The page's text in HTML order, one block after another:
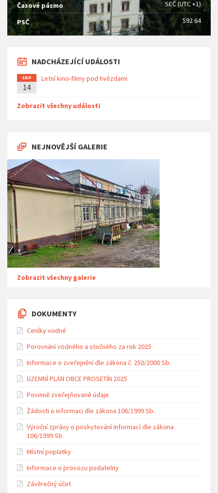
Časové pásmo
SEČ (UTC +1)
PSČ 592 64
NADCHÁZEJÍCÍ UDÁLOSTI
SRP
14
Letní kino-filmy pod hvězdami
Zobrazit všechny události
NEJNOVĚJŠÍ GALERIE
Zobrazit všechny galerie
DOKUMENTY
Ceníky vodné
Porovnání vodného a stočného za rok 2025
Informace o zveřejnění dle zákona č. 250/2000 Sb.
UZEMNÍ PLÁN OBCE PROSETÍN 2025
Povinně zveřejňované údaje
Žádosti o informaci dle zákona 106/1999 Sb.
Výroční zprávy o poskytování informací dle zákona
106/1999 Sb.
Místní poplatky
Informace o provozu podatelny
Závěrečný účet